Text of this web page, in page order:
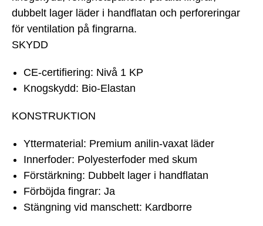
dubbelt lager läder i handflatan och perforeringar
för ventilation på fingrarna.
SKYDD
CE-certifiering: Nivå 1 KP
Knogskydd: Bio-Elastan
KONSTRUKTION
Yttermaterial: Premium anilin-vaxat läder
Innerfoder: Polyesterfoder med skum
Förstärkning: Dubbelt lager i handflatan
Förböjda fingrar: Ja
Stängning vid manschett: Kardborre